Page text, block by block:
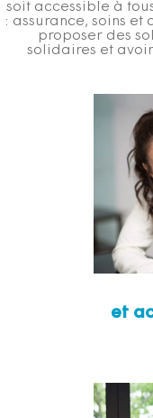
soit accessible à
: assurance, soins
proposer des
solidaires et
et